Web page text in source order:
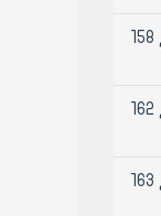
قرار المكتب التنفيذي للمدينة رقم 158
قرار المكتب التنفيذي للمدينة رقم 162
قرار المكتب التنفيذي للمدينة رقم 163